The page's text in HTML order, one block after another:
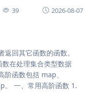
39 2026-08-07
回其它函数的函数。
在处理集合类型数据
阶函数包括 map、
一、常用高阶函数 1.